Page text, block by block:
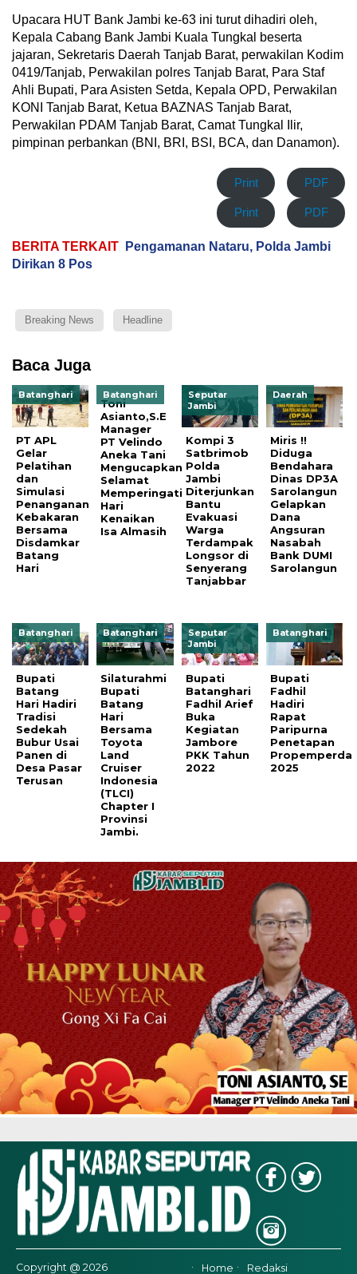
Upacara HUT Bank Jambi ke-63 ini turut dihadiri oleh,
Kepala Cabang Bank Jambi Kuala Tungkal beserta
jajaran, Sekretaris Daerah Tanjab Barat, perwakilan Kodim
0419/Tanjab, Perwakilan polres Tanjab Barat, Para Staf
Ahli Bupati, Para Asisten Setda, Kepala OPD, Perwakilan
KONI Tanjab Barat, Ketua BAZNAS Tanjab Barat,
Perwakilan PDAM Tanjab Barat, Camat Tungkal Ilir,
pimpinan perbankan (BNI, BRI, BSI, BCA, dan Danamon).
Print PDF
Print PDF
BERITA TERKAIT
Pengamanan Nataru, Polda Jambi
Dirikan 8 Pos
Breaking News Headline
Baca Juga
Batanghari
PT APL
Gelar
Pelatihan
dan
Simulasi
Penanganan
Kebakaran
Bersama
Disdamkar
Batang
Hari
Batanghari
Toni
Asianto,S.E
Manager
PT Velindo
Aneka Tani
Mengucapkan
Selamat
Memperingati
Hari
Kenaikan
Isa Almasih
Seputar
Jambi
Kompi 3
Satbrimob
Polda
Jambi
Diterjunkan
Bantu
Evakuasi
Warga
Terdampak
Longsor di
Senyerang
Tanjabbar
Daerah
Miris !!
Diduga
Bendahara
Dinas DP3A
Sarolangun
Gelapkan
Dana
Angsuran
Nasabah
Bank DUMI
Sarolangun
Batanghari
Bupati
Batang
Hari Hadiri
Tradisi
Sedekah
Bubur Usai
Panen di
Desa Pasar
Terusan
Batanghari
Silaturahmi
Bupati
Batang
Hari
Bersama
Toyota
Land
Cruiser
Indonesia
(TLCI)
Chapter I
Provinsi
Jambi.
Seputar
Jambi
Bupati
Batanghari
Fadhil Arief
Buka
Kegiatan
Jambore
PKK Tahun
2022
Batanghari
Bupati
Fadhil
Hadiri
Rapat
Paripurna
Penetapan
Propemperda
2025
Copyright @ 2026
Home Redaksi